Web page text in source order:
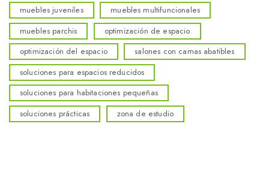
muebles juveniles
muebles multifuncionales
muebles parchis
optimización de espacio
optimización del espacio
salones con camas abatibles
soluciones para espacios reducidos
soluciones para habitaciones pequeñas
soluciones prácticas
zona de estudio